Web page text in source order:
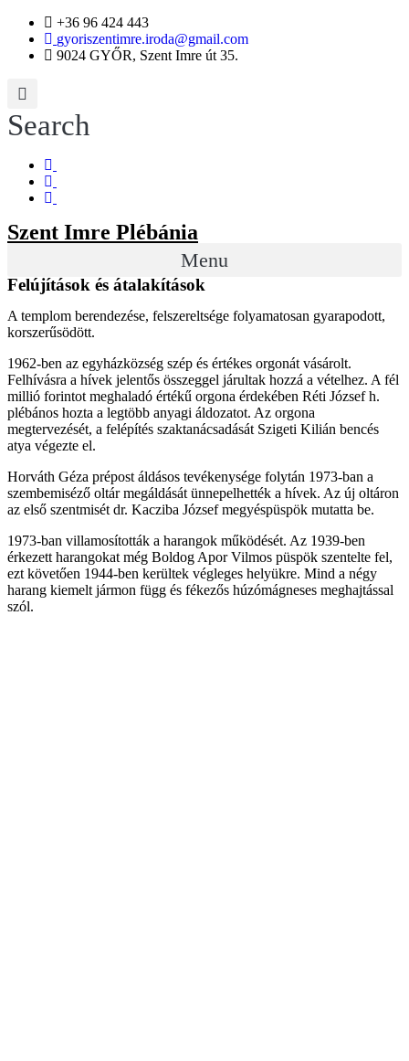
+36 96 424 443
gyoriszentimre.iroda@gmail.com
9024 GYŐR, Szent Imre út 35.
Search
Szent Imre Plébánia
Menu
Felújítások és átalakítások
A templom berendezése, felszereltsége folyamatosan gyarapodott,
korszerűsödött.
1962-ben az egyházközség szép és értékes orgonát vásárolt.
Felhívásra a hívek jelentős összeggel járultak hozzá a vételhez. A fél
millió forintot meghaladó értékű orgona érdekében Réti József h.
plébános hozta a legtöbb anyagi áldozatot. Az orgona
megtervezését, a felépítés szaktanácsadását Szigeti Kilián bencés
atya végezte el.
Horváth Géza prépost áldásos tevékenysége folytán 1973-ban a
szembemiséző oltár megáldását ünnepelhették a hívek. Az új oltáron
az első szentmisét dr. Kacziba József megyéspüspök mutatta be.
1973-ban villamosították a harangok működését. Az 1939-ben
érkezett harangokat még Boldog Apor Vilmos püspök szentelte fel,
ezt követően 1944-ben kerültek végleges helyükre. Mind a négy
harang kiemelt jármon függ és fékezős húzómágneses meghajtással
szól.